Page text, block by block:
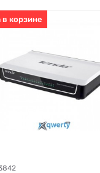
в корзине